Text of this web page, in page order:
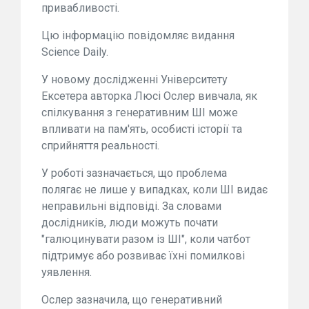
привабливості.
Цю інформацію повідомляє видання
Science Daily.
У новому дослідженні Університету
Ексетера авторка Люсі Ослер вивчала, як
спілкування з генеративним ШІ може
впливати на пам'ять, особисті історії та
сприйняття реальності.
У роботі зазначається, що проблема
полягає не лише у випадках, коли ШІ видає
неправильні відповіді. За словами
дослідників, люди можуть почати
"галюцинувати разом із ШІ", коли чатбот
підтримує або розвиває їхні помилкові
уявлення.
Ослер зазначила, що генеративний